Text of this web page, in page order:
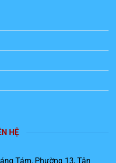
HỆ
Tám, Phường 13, Tân